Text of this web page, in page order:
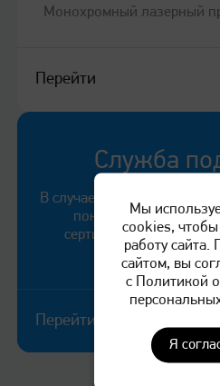
Память
Двусторонняя печать
Встроенный модуль
Панель управления
4х-строчный дисплей +
Монохромный лазерный
Перейти
Служба
В случае выявления
покупатель может
сертифицированному
компании
Перейти
Мы
cookies,
работу сайта.
сайтом, вы
с Политикой
Я